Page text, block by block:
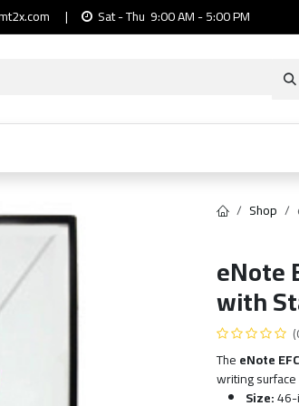
| Sat - Thu 9:00 AM - 5:00 PM
Shop
eNote
with
TheeNote
writing
Size: